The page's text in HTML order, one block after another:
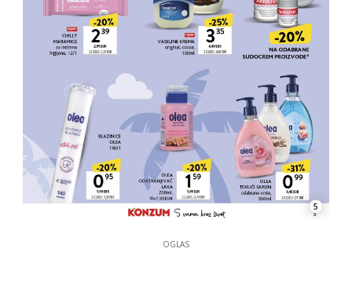
5
OGLAS